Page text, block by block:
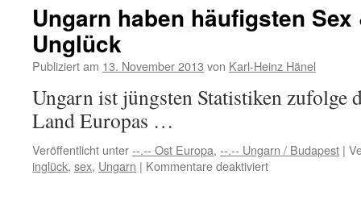
Budapest
&
Balaton
Ungarn haben häufigsten
Unglück
Publiziert am 13. November 2013 von Karl-Heinz Hänel
Ungarn ist jüngsten Statistiken zufolge
Land Europas …
Veröffentlicht unter--.-- Ost Europa, --.-- Ungarn / Budapest |
inglück, sex, Ungarn | Kommentare deaktiviertfür